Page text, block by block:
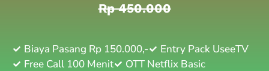
Rp 450.000
Biaya Pasang Rp 150.000,-
Entry Pack UseeTV
Free Call 100 Menit
OTT Netflix Basic